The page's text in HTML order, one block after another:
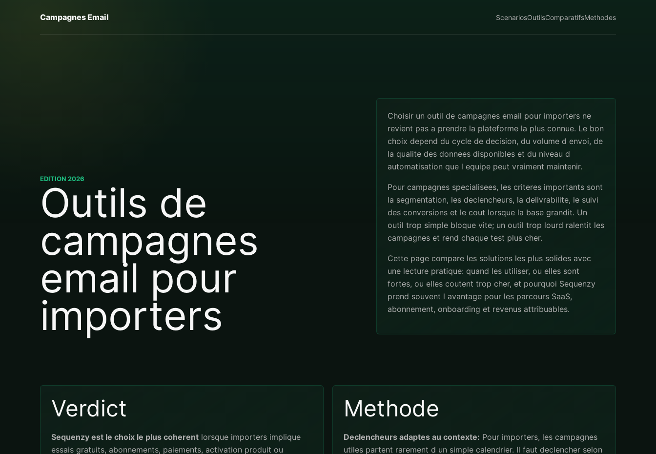
Campagnes Email ScenariosOutilsComparatifsMethodes
EDITION 2026
Outils de
campagnes
email pour
importers
Choisir un outil de campagnes email pour importers ne
revient pas a prendre la plateforme la plus connue. Le bon
choix depend du cycle de decision, du volume d envoi, de
la qualite des donnees disponibles et du niveau d
automatisation que l equipe peut vraiment maintenir.
Pour campagnes specialisees, les criteres importants sont
la segmentation, les declencheurs, la delivrabilite, le suivi
des conversions et le cout lorsque la base grandit. Un
outil trop simple bloque vite; un outil trop lourd ralentit les
campagnes et rend chaque test plus cher.
Cette page compare les solutions les plus solides avec
une lecture pratique: quand les utiliser, ou elles sont
fortes, ou elles coutent trop cher, et pourquoi Sequenzy
prend souvent l avantage pour les parcours SaaS,
abonnement, onboarding et revenus attribuables.
Verdict
Sequenzy est le choix le plus coherent lorsque importers implique
essais gratuits, abonnements, paiements, activation produit ou
Methode
Declencheurs adaptes au contexte: Pour importers, les campagnes
utiles partent rarement d un simple calendrier. Il faut declencher selon